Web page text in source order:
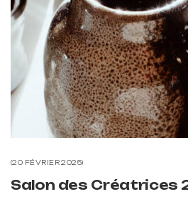
20 FÉVRIER 2025
Salon des Créatrices